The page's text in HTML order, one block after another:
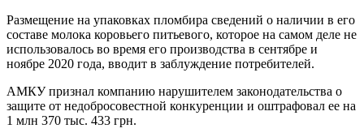
Размещение на упаковках пломбира сведений о наличии в его
составе молока коровьего питьевого, которое на самом деле не
использовалось во время его производства в сентябре и
ноябре 2020 года, вводит в заблуждение потребителей.
АМКУ признал компанию нарушителем законодательства о
защите от недобросовестной конкуренции и оштрафовал ее на
1 млн 370 тыс. 433 грн.